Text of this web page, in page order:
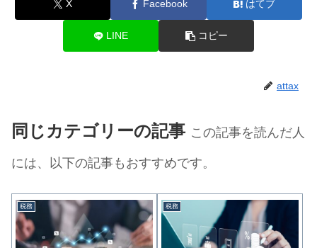
X Facebook はてブ
LINE コピー
attax
同じカテゴリーの記事 この記事を読んだ人
には、以下の記事もおすすめです。
税務 税務